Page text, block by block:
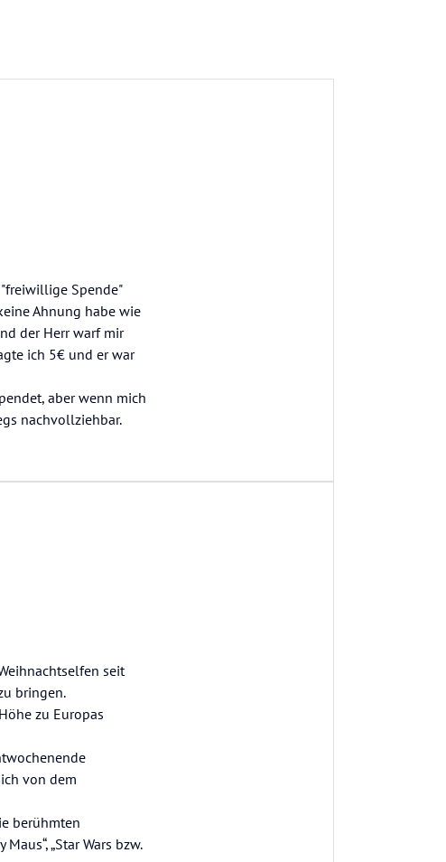
Spende"
Ahnung habe wie
der Herr warf mir
ich 5€ und er war
aber wenn mich
nachvollziehbar.
seit
bringen.
zu Europas
von dem
berühmten
„Star Wars bzw.